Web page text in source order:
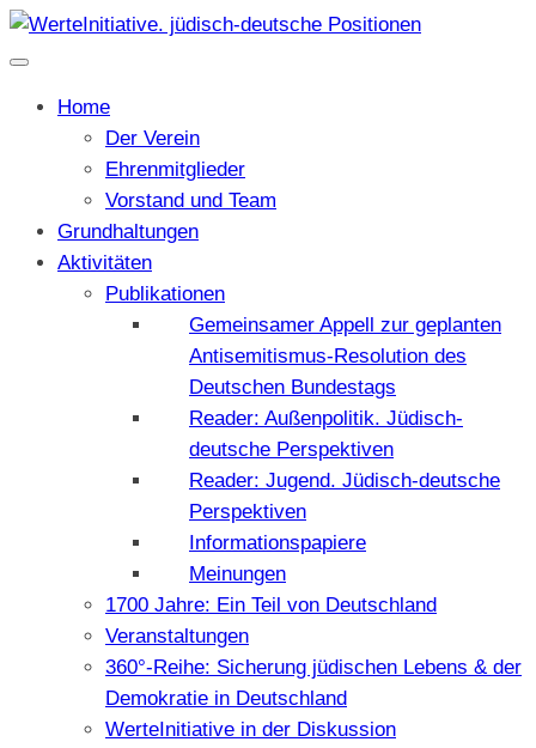
Home
Der Verein
Ehrenmitglieder
Vorstand und Team
Grundhaltungen
Aktivitäten
Publikationen
Gemeinsamer Appell zur geplanten
Antisemitismus-Resolution des
Deutschen Bundestags
Reader: Außenpolitik. Jüdisch-
deutsche Perspektiven
Reader: Jugend. Jüdisch-deutsche
Perspektiven
Informationspapiere
Meinungen
1700 Jahre: Ein Teil von Deutschland
Veranstaltungen
360°-Reihe: Sicherung jüdischen Lebens & der
Demokratie in Deutschland
WerteInitiative in der Diskussion